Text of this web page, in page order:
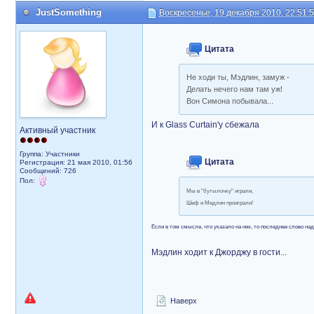
JustSomething Воскресенье, 19 декабря 2010,
Активный участник
Группа: Участники
Регистрация: 21 мая 2010, 01:56
Сообщений: 726
Пол:
Цитата
Не ходи ты, Мэдлин, замуж -
Делать нечего нам там уж!
Вон Симона побывала...
И к Glass Curtain'у сбежала
Цитата
Мы в "бутылочку" играли,
Шеф и Медлин проиграли!
Если в том смысле, что указало на них, то последнее слово
Мэдлин ходит к Джорджу в гости...
Наверх